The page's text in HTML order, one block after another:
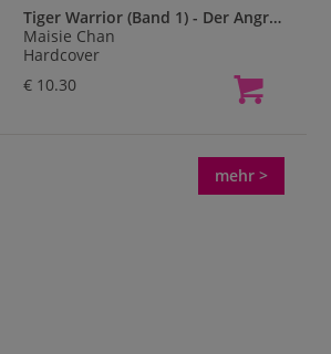
Tiger Warrior (Band 1) - Der Angriff des Drachenkönigs
Maisie Chan
Hardcover
€ 10.30
mehr >